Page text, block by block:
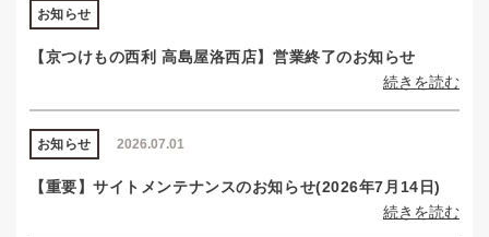
お知らせ
【京つけもの西利 高島屋洛西店】営業終了のお知らせ
続きを読む
2026.07.01
お知らせ
【重要】サイトメンテナンスのお知らせ(2026年7月14日)
続きを読む